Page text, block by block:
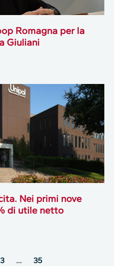
Romagna per la
Giuliani
Nei primi nove
di utile netto
3 … 35